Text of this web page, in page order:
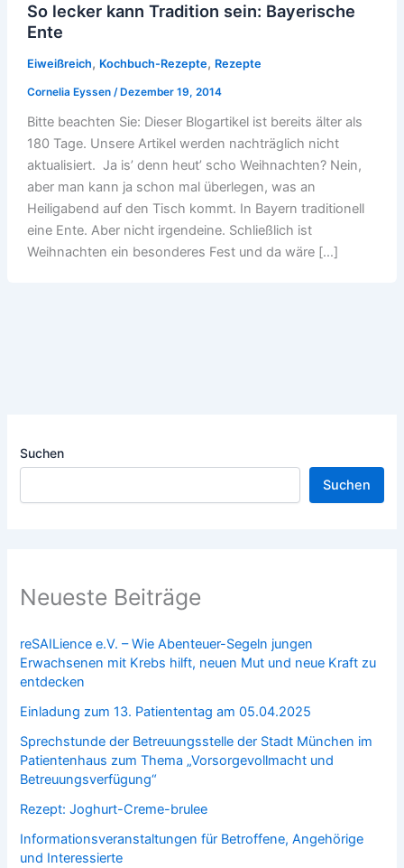
So lecker kann Tradition sein: Bayerische
Ente
Eiweißreich, Kochbuch-Rezepte, Rezepte
Cornelia Eyssen / Dezember 19, 2014
Bitte beachten Sie: Dieser Blogartikel ist bereits älter als
180 Tage. Unsere Artikel werden nachträglich nicht
aktualisiert. Ja is’ denn heut’ scho Weihnachten? Nein,
aber man kann ja schon mal überlegen, was an
Heiligabend auf den Tisch kommt. In Bayern traditionell
eine Ente. Aber nicht irgendeine. Schließlich ist
Weihnachten ein besonderes Fest und da wäre […]
Suchen
Suchen
Neueste Beiträge
reSAILience e.V. – Wie Abenteuer-Segeln jungen
Erwachsenen mit Krebs hilft, neuen Mut und neue Kraft zu
entdecken
Einladung zum 13. Patiententag am 05.04.2025
Sprechstunde der Betreuungsstelle der Stadt München im
Patientenhaus zum Thema „Vorsorgevollmacht und
Betreuungsverfügung“
Rezept: Joghurt-Creme-brulee
Informationsveranstaltungen für Betroffene, Angehörige
und Interessierte